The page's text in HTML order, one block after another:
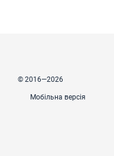
© 2016—2026
Мобільна версія